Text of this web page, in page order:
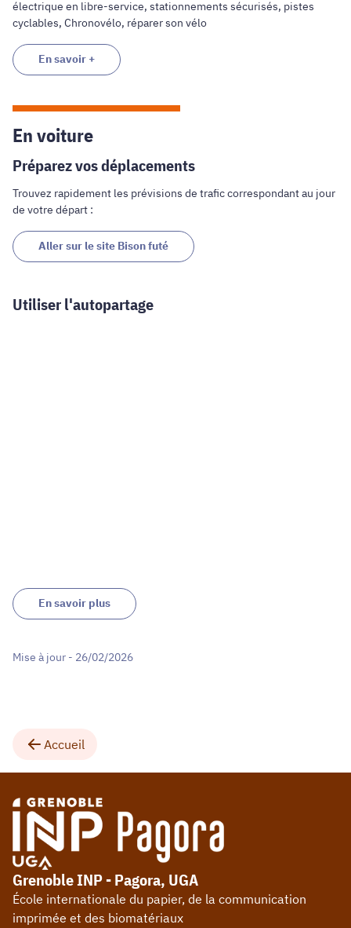
électrique en libre-service, stationnements sécurisés, pistes
cyclables, Chronovélo, réparer son vélo
En savoir +
En voiture
Préparez vos déplacements
Trouvez rapidement les prévisions de trafic correspondant au jour
de votre départ :
Aller sur le site Bison futé
Utiliser l'autopartage
En savoir plus
Mise à jour - 26/02/2026
Accueil
Grenoble INP - Pagora, UGA
École internationale du papier, de la communication
imprimée et des biomatériaux